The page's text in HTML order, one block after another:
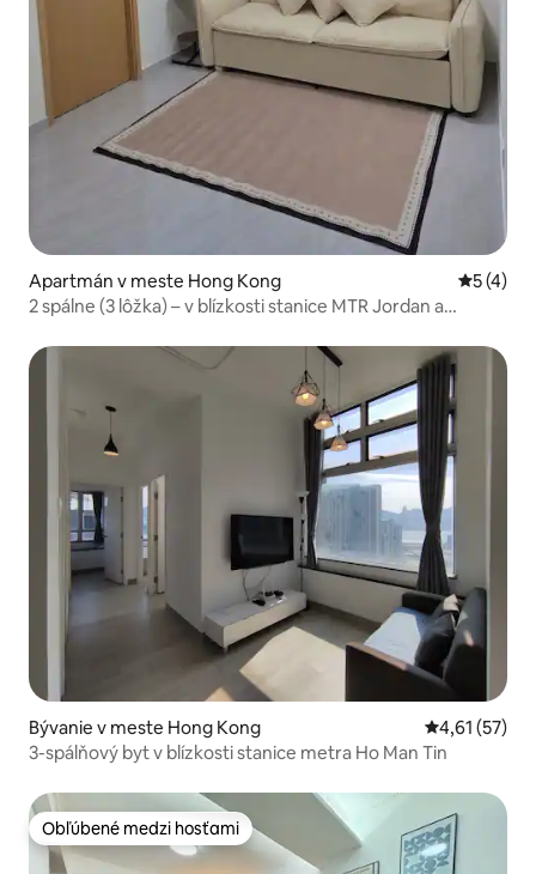
Apartmán v meste Hong Kong
5 (4)
2 spálne (3 lôžka) – v blízkosti stanice MTR Jordan a
Bývanie v meste Hong Kong Priemerné
4,61 (57)
3-spálňový byt v blízkosti stanice metra Ho Man Tin
Obľúbené medzi hosťami
Obľúbené medzi hosťami